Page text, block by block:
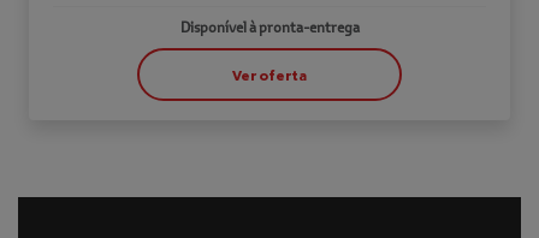
Disponível à pronta-entrega
Ver oferta